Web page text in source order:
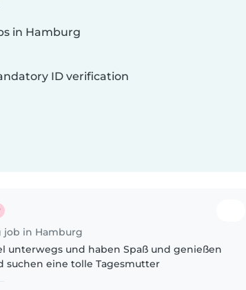
in Hamburg
ID verification
job in Hamburg
unterwegs und haben Spaß und genießen
suchen eine tolle Tagesmutter